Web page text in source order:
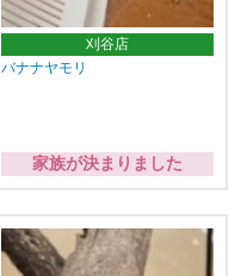
刈谷店
バナナヤモリ
家族が決まりました